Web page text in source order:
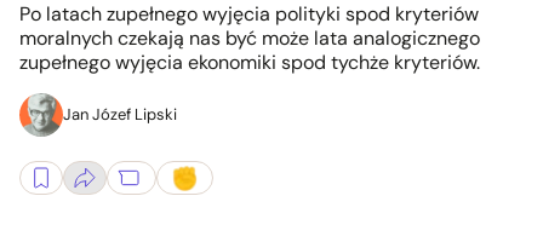
Po latach zupełnego wyjęcia polityki spod kryteriów
moralnych czekają nas być może lata analogicznego
zupełnego wyjęcia ekonomiki spod tychże kryteriów.
Jan Józef Lipski